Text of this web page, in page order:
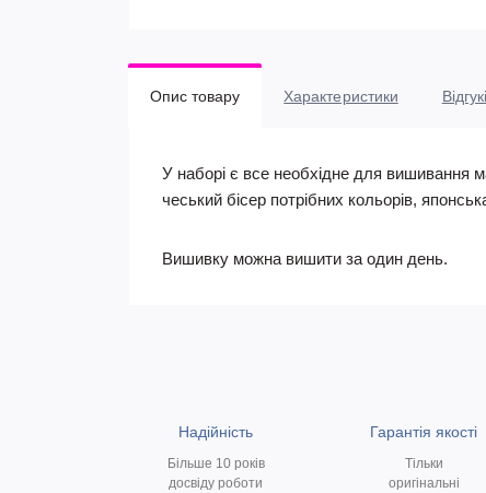
Опис товару Характеристики
У наборі є все необхідне для вишивання
чеський бісер потрібних кольорів,
Вишивку можна вишити за один день.
Надійність
Більше 10 років
досвіду роботи
Гарантія якості
Тільки
оригінальні